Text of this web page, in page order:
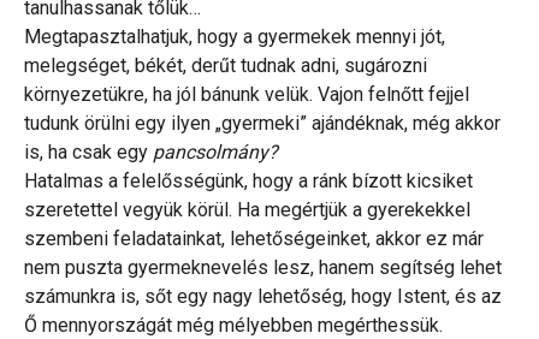
tanulhassanak tőlük…
Megtapasztalhatjuk, hogy a gyermekek mennyi jót,
melegséget, békét, derűt tudnak adni, sugározni
környezetükre, ha jól bánunk velük. Vajon felnőtt fejjel
tudunk örülni egy ilyen „gyermeki” ajándéknak, még akkor
is, ha csak egy pancsolmány?
Hatalmas a felelősségünk, hogy a ránk bízott kicsiket
szeretettel vegyük körül. Ha megértjük a gyerekekkel
szembeni feladatainkat, lehetőségeinket, akkor ez már
nem puszta gyermeknevelés lesz, hanem segítség lehet
számunkra is, sőt egy nagy lehetőség, hogy Istent, és az
Ő mennyországát még mélyebben megérthessük.